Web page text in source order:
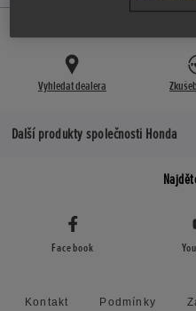
Vyhledat dealera
Další produkty společnosti Honda
Facebook
Kontakt Podmínky